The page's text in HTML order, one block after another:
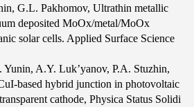
G.L. Pakhomov, Ultrathin metallic
deposited MoOx/metal/MoOx
solar cells. Applied Surface Science
Yunin, A.Y. Luk’yanov, P.A. Stuzhin,
based hybrid junction in photovoltaic
cathode, Physica Status Solidi